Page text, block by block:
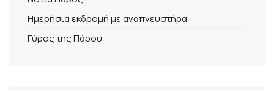
Ημερήσια εκδρομή με αναπνευστήρα
Γύρος της Πάρου
ΕΠΙΚΟΙΝΩΝΊΑ
ΌΡΟΙ & ΠΡΟΫΠΟΘΈΣΕΙΣ